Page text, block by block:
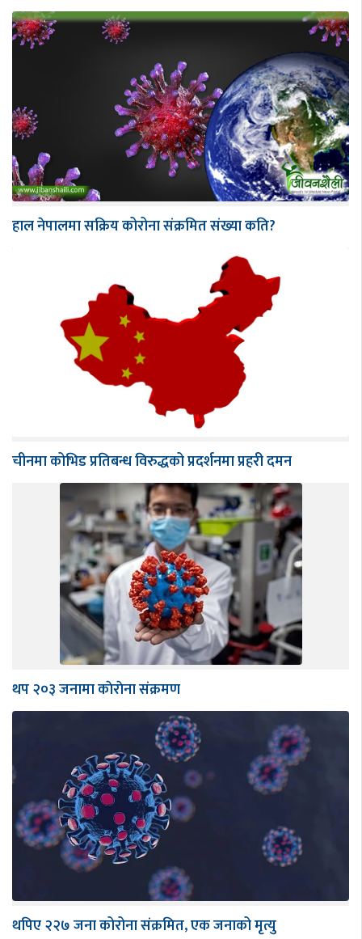
हाल नेपालमा सक्रिय कोरोना संक्रमित संख्या कति?
चीनमा कोभिड प्रतिबन्ध विरुद्धको प्रदर्शनमा प्रहरी दमन
थप २०३ जनामा काेराेना संक्रमण
थपिए २२७ जना कोरोना संक्रमित, एक जनाको मृत्यु